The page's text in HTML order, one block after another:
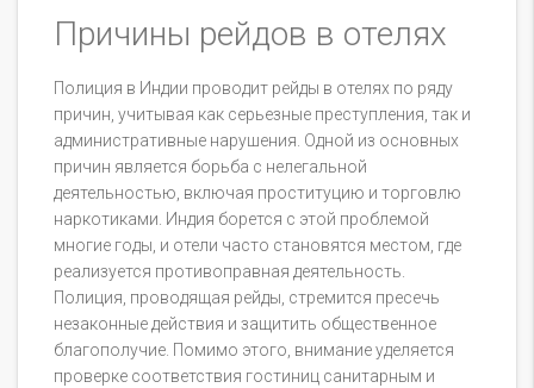
Причины рейдов в отелях
Полиция в Индии проводит рейды в отелях по ряду
причин, учитывая как серьезные преступления, так и
административные нарушения. Одной из основных
причин является борьба с нелегальной
деятельностью, включая проституцию и торговлю
наркотиками. Индия борется с этой проблемой
многие годы, и отели часто становятся местом, где
реализуется противоправная деятельность.
Полиция, проводящая рейды, стремится пресечь
незаконные действия и защитить общественное
благополучие. Помимо этого, внимание уделяется
проверке соответствия гостиниц санитарным и